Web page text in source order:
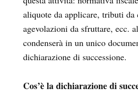
aliquote da applicare, tributi da
agevolazioni da sfruttare, ecc.
condenserà in un unico
dichiarazione di successione.
Cos’è la dichiarazione di